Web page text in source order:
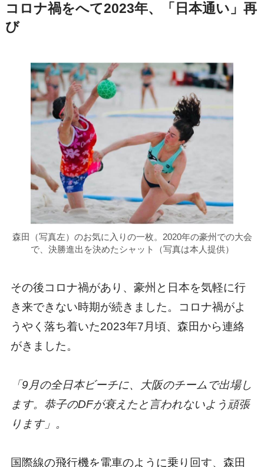
コロナ禍をへて2023年、「日本通い」再
び
森田（写真左）のお気に入りの一枚。2020年の豪州での大会
で、決勝進出を決めたシャット（写真は本人提供）
その後コロナ禍があり、豪州と日本を気軽に行
き来できない時期が続きました。コロナ禍がよ
うやく落ち着いた2023年7月頃、森田から連絡
がきました。
「9月の全日本ビーチに、大阪のチームで出場し
ます。恭子のDFが衰えたと言われないよう頑張
ります」。
国際線の飛行機を電車のように乗り回す、森田